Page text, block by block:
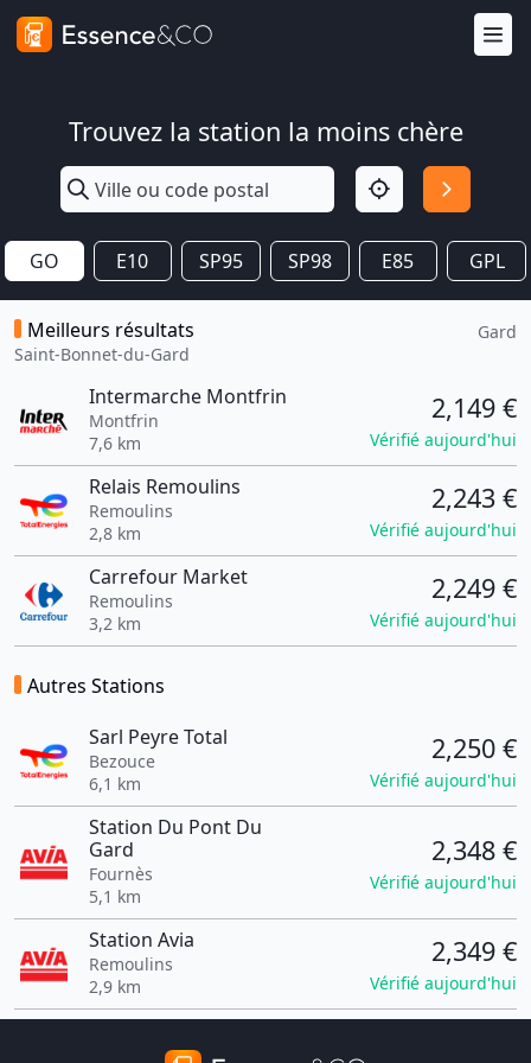
Trouvez la station la moins chère
GO E10 SP95 SP98 E85 GPL
Meilleurs résultats
Saint-Bonnet-du-Gard
Gard
Intermarche Montfrin
Montfrin
7,6 km
2,149 €
Vérifié aujourd'hui
Relais Remoulins
Remoulins
2,8 km
2,243 €
Vérifié aujourd'hui
Carrefour Market
Remoulins
3,2 km
2,249 €
Vérifié aujourd'hui
Autres Stations
Sarl Peyre Total
Bezouce
6,1 km
2,250 €
Vérifié aujourd'hui
Station Du Pont Du
Gard
Fournès
5,1 km
2,348 €
Vérifié aujourd'hui
Station Avia
Remoulins
2,9 km
2,349 €
Vérifié aujourd'hui